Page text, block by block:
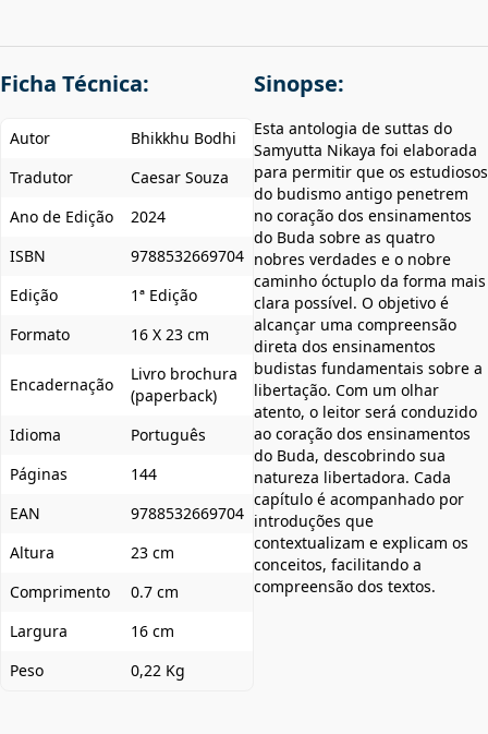
Ficha Técnica:
Autor
Bhikkhu Bodhi
Tradutor
Caesar Souza
Ano de Edição
2024
ISBN
9788532669704
Edição
1ª Edição
Formato
16 X 23 cm
Encadernação
Livro brochura
(paperback)
Idioma
Português
Páginas
144
EAN
9788532669704
Altura
23 cm
Comprimento
0.7 cm
Largura
16 cm
Peso
0,22 Kg
Sinopse:
Esta antologia de suttas do
Samyutta Nikaya foi elaborada
para permitir que os estudiosos
do budismo antigo penetrem
no coração dos ensinamentos
do Buda sobre as quatro
nobres verdades e o nobre
caminho óctuplo da forma mais
clara possível. O objetivo é
alcançar uma compreensão
direta dos ensinamentos
budistas fundamentais sobre a
libertação. Com um olhar
atento, o leitor será conduzido
ao coração dos ensinamentos
do Buda, descobrindo sua
natureza libertadora. Cada
capítulo é acompanhado por
introduções que
contextualizam e explicam os
conceitos, facilitando a
compreensão dos textos.